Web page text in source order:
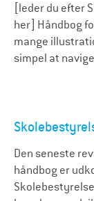
[leder du efter
her] Håndbog
mange
simpel at
Den seneste
håndbog er